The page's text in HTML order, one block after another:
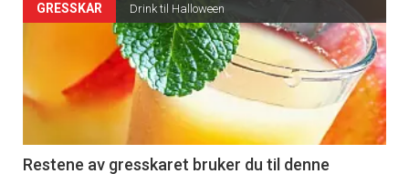
GRESSKAR Drink til Halloween
Restene av gresskaret bruker du til denne